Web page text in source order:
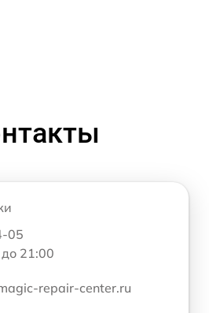
05
21:00
repair-center.ru